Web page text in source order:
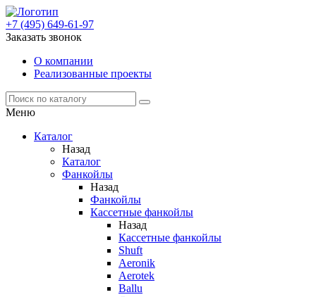
+7 (495) 649-61-97
Заказать звонок
О компании
Реализованные проекты
Меню
Каталог
Назад
Каталог
Фанкойлы
Назад
Фанкойлы
Кассетные фанкойлы
Назад
Кассетные фанкойлы
Shuft
Aeronik
Aerotek
Ballu